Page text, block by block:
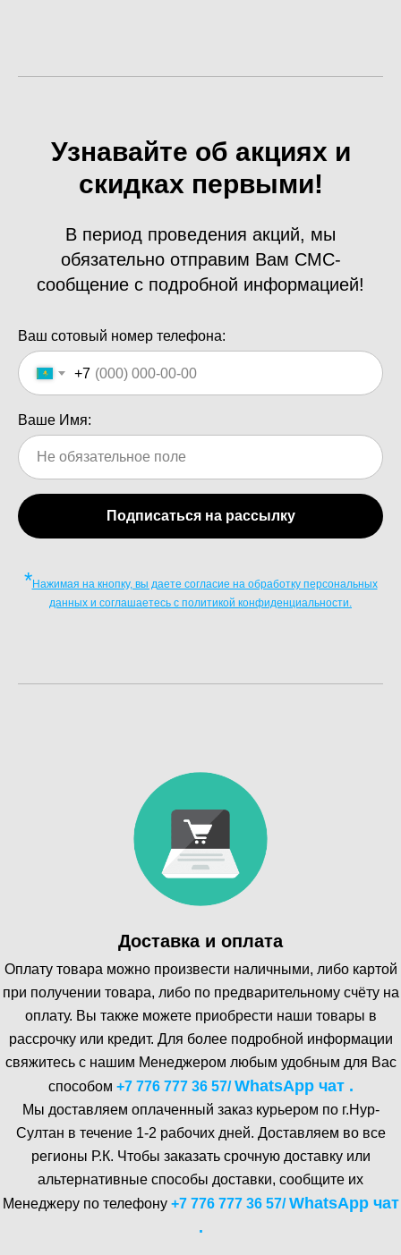
Узнавайте об акциях и
скидках первыми!
В период проведения акций, мы
обязательно отправим Вам СМС-
сообщение с подробной информацией!
Ваш сотовый номер телефона:
+7
Ваше Имя:
Подписаться на рассылку
*Нажимая на кнопку, вы даете согласие на обработку персональных
данных и соглашаетесь c политикой конфиденциальности.
Доставка и оплата
Оплату товара можно произвести наличными, либо картой
при получении товара, либо по предварительному счёту на
оплату. Вы также можете приобрести наши товары в
рассрочку или кредит. Для более подробной информации
свяжитесь с нашим Менеджером любым удобным для Вас
способом +7 776 777 36 57/WhatsA pp чат .
Мы доставляем оплаченный заказ курьером по г.Нур-
Cултан в течение 1-2 рабочих дней. Доставляем во все
регионы Р.К. Чтобы заказать срочную доставку или
альтернативные способы доставки, сообщите их
Менеджеру по телефону +7 776 777 36 57/WhatsA pp чат
.